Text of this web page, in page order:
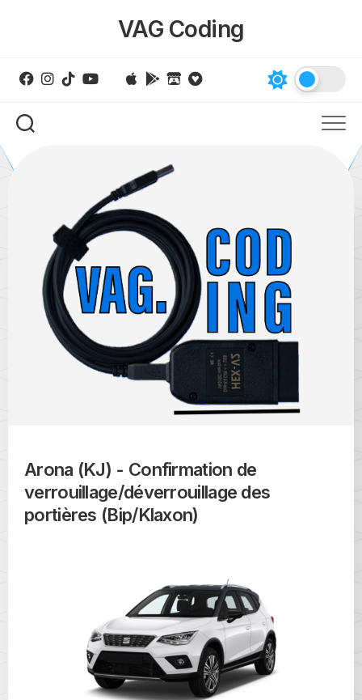
VAG Coding
Arona (KJ) - Confirmation de
verrouillage/déverrouillage des
portières (Bip/Klaxon)